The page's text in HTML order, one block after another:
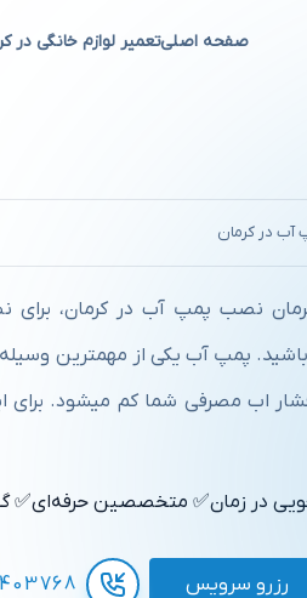
صفحه اصلیتعمیر لوازم خانگی در
در کرمان
نصب پمپ آب در کرمان، برای
پمپ آب یکی از مهمترین
اب مصرفی شما کم میشود. برای
در زمان✅ متخصصین حرفه‌ای✅
رزرو سرویس